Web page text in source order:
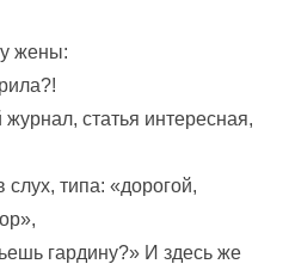
жены:
статья интересная,
слух, типа: «дорогой,
гардину?» И здесь же